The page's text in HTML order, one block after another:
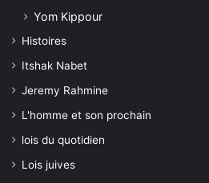
Yom Kippour
Histoires
Itshak Nabet
Jeremy Rahmine
L'homme et son prochain
lois du quotidien
Lois juives